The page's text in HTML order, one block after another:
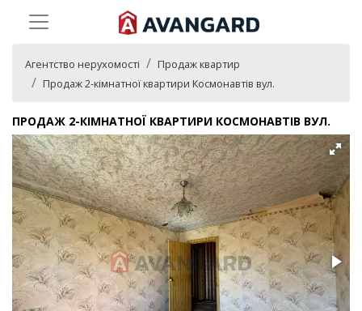
Агентство нерухомості
Продаж квартир
Продаж 2-кімнатної квартири Космонавтів вул.
ПРОДАЖ 2-КІМНАТНОЇ КВАРТИРИ КОСМОНАВТІВ ВУЛ.